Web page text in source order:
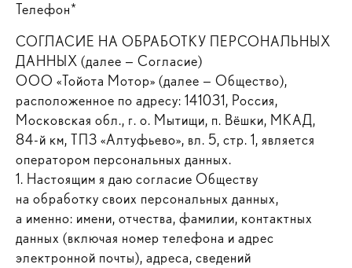
Телефон*
СОГЛАСИЕ НА ОБРАБОТКУ ПЕРСОНАЛЬНЫХ
ДАННЫХ (далее — Согласие)
ООО «Тойота Мотор» (далее — Общество),
расположенное по адресу: 141031, Россия,
Московская обл., г. о. Мытищи, п. Вёшки, МКАД,
84-й км, ТПЗ «Алтуфьево», вл. 5, стр. 1, является
оператором персональных данных.
1. Настоящим я даю согласие Обществу
на обработку своих персональных данных,
а именно: имени, отчества, фамилии, контактных
данных (включая номер телефона и адрес
электронной почты), адреса, сведений